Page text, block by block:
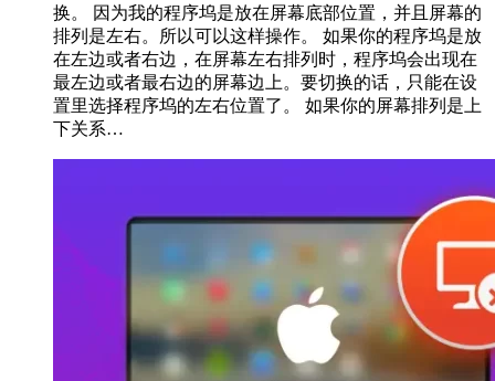
换。 因为我的程序坞是放在屏幕底部位置，并且屏幕的
排列是左右。所以可以这样操作。 如果你的程序坞是放
在左边或者右边，在屏幕左右排列时，程序坞会出现在
最左边或者最右边的屏幕边上。要切换的话，只能在设
置里选择程序坞的左右位置了。 如果你的屏幕排列是上
下关系…